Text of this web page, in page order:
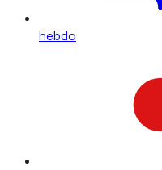
hebdo